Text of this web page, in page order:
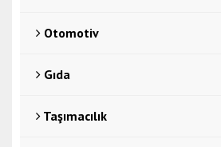
Otomotiv
Gıda
Taşımacılık